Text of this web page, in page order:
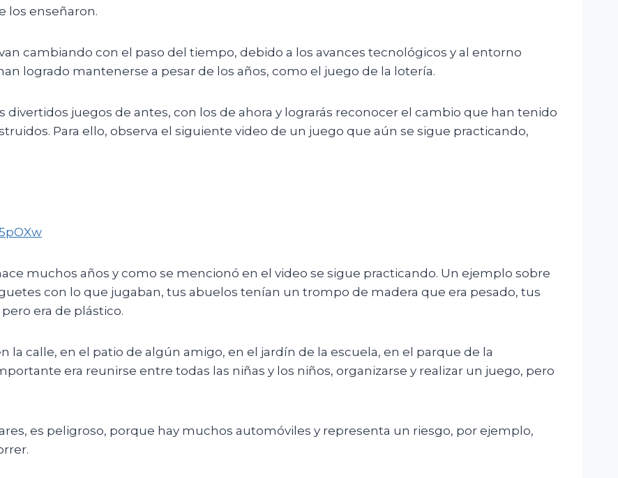
los enseñaron.
cambiando con el paso del tiempo, debido a los avances tecnológicos y al entorno
logrado mantenerse a pesar de los años, como el juego de la lotería.
juegos de antes, con los de ahora y lograrás reconocer el cambio que han tenido
Para ello, observa el siguiente video de un juego que aún se sigue practicando,
muchos años y como se mencionó en el video se sigue practicando. Un ejemplo sobre
con lo que jugaban, tus abuelos tenían un trompo de madera que era pesado, tus
era de plástico.
la calle, en el patio de algún amigo, en el jardín de la escuela, en el parque de la
era reunirse entre todas las niñas y los niños, organizarse y realizar un juego, pero
es peligroso, porque hay muchos automóviles y representa un riesgo, por ejemplo,